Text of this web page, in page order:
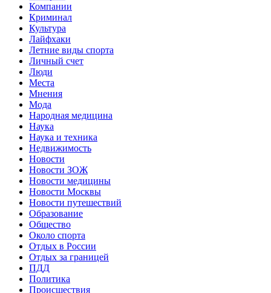
Компании
Криминал
Культура
Лайфхаки
Летние виды спорта
Личный счет
Люди
Места
Мнения
Мода
Народная медицина
Наука
Наука и техника
Недвижимость
Новости
Новости ЗОЖ
Новости медицины
Новости Москвы
Новости путешествий
Образование
Общество
Около спорта
Отдых в России
Отдых за границей
ПДД
Политика
Происшествия